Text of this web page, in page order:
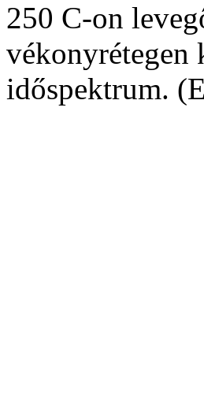
250 C-on
vékonyrétegen
időspektrum.